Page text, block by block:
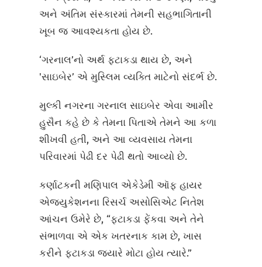
અને અંતિમ સંસ્કારમાં તેમની સહભાગિતાની
ખૂબ જ આવશ્યકતા હોય છે.
‘ગરનાલ’નો અર્થ ફટાકડા થાય છે, અને
'સાઇબેર’ એ મુસ્લિમ વ્યક્તિ માટેનો સંદર્ભ છે.
મુલ્કી નગરના ગરનાલ સાઇબેર એવા આમીર
હુસૈન કહે છે કે તેમના પિતાએ તેમને આ કળા
શીખવી હતી, અને આ વ્યવસાય તેમના
પરિવારમાં પેઢી દર પેઢી થતો આવ્યો છે.
કર્ણાટકની મણિપાલ એકેડેમી ઑફ હાયર
એજ્યુકેશનના રિસર્ચ અસોસિએટ નિતેશ
આંચન ઉમેરે છે, “ફટાકડા ફેંકવા અને તેને
સંભાળવા એ એક ખતરનાક કામ છે, ખાસ
કરીને ફટાકડા જ્યારે મોટા હોય ત્યારે.”